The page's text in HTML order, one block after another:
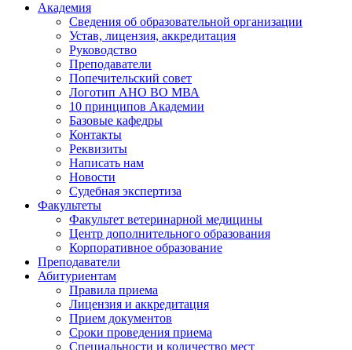
Академия
Сведения об образовательной организации
Устав, лицензия, аккредитация
Руководство
Преподаватели
Попечительский совет
Логотип АНО ВО МВА
10 принципов Академии
Базовые кафедры
Контакты
Реквизиты
Написать нам
Новости
Судебная экспертиза
Факультеты
Факультет ветеринарной медицины
Центр дополнительного образования
Корпоративное образование
Преподаватели
Абитуриентам
Правила приема
Лицензия и аккредитация
Прием документов
Сроки проведения приема
Специальности и количество мест